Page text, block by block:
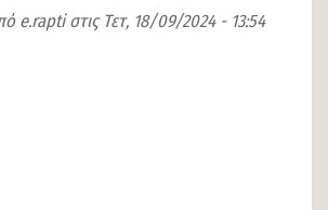
e.raptiστις Τετ, 18/09/2024 - 13:54